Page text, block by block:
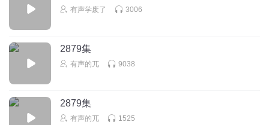
有声学废了 3006
2879集
有声的兀 9038
2879集
有声的兀 1525